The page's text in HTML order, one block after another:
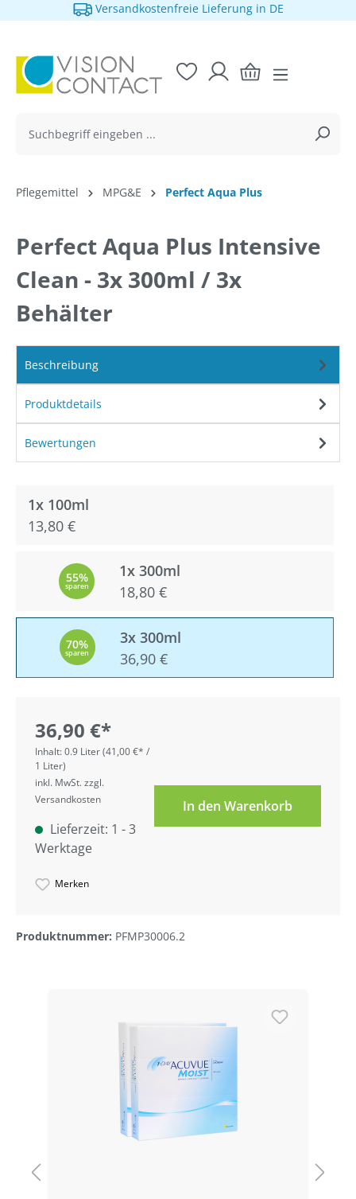
springen
Versandkostenfreie Lieferung in DE
Pflegemittel MPG&E Perfect Aqua Plus
Perfect Aqua Plus Intensive
Clean - 3x 300ml / 3x
Behälter
Beschreibung
Produktdetails
Bewertungen
1x 100ml
13,80 €
55%
sparen
1x 300ml
18,80 €
70%
sparen
3x 300ml
36,90 €
36,90 €*
Inhalt:0.9 Liter(41,00 €* /
1 Liter)
inkl. MwSt. zzgl.
Versandkosten
Lieferzeit: 1 - 3
Werktage
Merken
In den Warenkorb
Produktnummer: PFMP30006.2